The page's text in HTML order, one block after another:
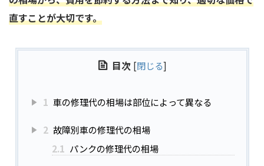
直すことが大切です。
目次 [閉じる]
1 車の修理代の相場は部位によって異なる
2 故障別車の修理代の相場
2.1 パンクの修理代の相場